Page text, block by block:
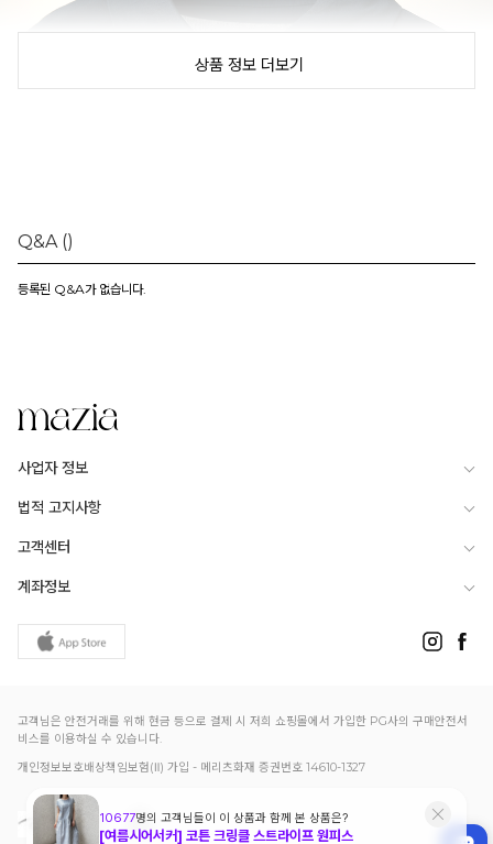
상품 정보 더보기
Q&A ()
등록된 Q&A가 없습니다.
사업자 정보
법적 고지사항
고객센터
계좌정보
고객님은 안전거래를 위해 현금 등으로 결제 시 저희 쇼핑몰에서 가입한 PG사의 구매안전서
비스를 이용하실 수 있습니다.
개인정보보호배상책임보험(Ⅱ) 가입 - 메리츠화재 증권번호 14610-1327